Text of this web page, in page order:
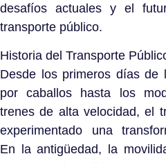
desafíos actuales y el
transporte público.
Historia del Transporte
Desde los primeros días de
por caballos hasta los
trenes de alta velocidad, el
experimentado una
En la antigüedad, la